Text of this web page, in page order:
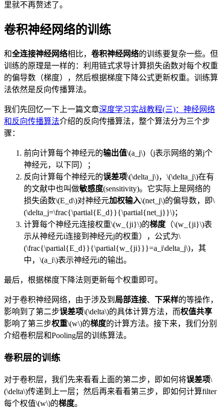
里就不再赘述了。
卷积神经网络的训练
和全连接神经网络相比， 卷积神经网络的训练要复杂一些。但
训练的原理是一样的：利用链式求导计算损失函数对每个权重
的偏导数（梯度），然后根据梯度下降公式更新权重。训练算
法依然是反向传播算法。
我们先回忆一下上一篇文章深度学习实战教程(三)：神经网络
和反向传播算法介绍的反向传播算法，整个算法分为三个步
骤：
前向计算每个神经元的输出值\(a_j\)（j表示网络的第j个
神经元，以下同）；
反向计算每个神经元的误差项\(\delta_j\)，\(\delta_j\)在有
的文献中也叫做敏感度(sensitivity)。它实际上是网络的
损失函数\(E_d\)对神经元加权输入\(net_j\)的偏导数，即\
(\delta_j=\frac{\partial{E_d}}{\partial{net_j}}\)；
计算每个神经元连接权重\(w_{ji}\)的梯度 （\(w_{ji}\)表
示从神经元i连接到神经元j的权重），公式为\
(\frac{\partial{E_d}}{\partial{w_{ji}}}=a_i\delta_j\)，其
中，\(a_i\)表示神经元i的输出。
最后，根据梯度下降法则更新每个权重即可。
对于卷积神经网络，由于涉及到 局部连接、 下采样的等操作，
影响到了第二步误差项\(\delta\)的具体计算方法，而权值共享
影响了第三步权重\(w\)的梯度的计算方法。接下来，我们分别
介绍卷积层和Pooling层的训练算法。
卷积层的训练
对于卷积层，我们先来看看上面的第二步，即如何将误差项\
(\delta\)传递到上一层；然后再来看看第三步，即如何计算filter
每个权值\(w\)的梯度。